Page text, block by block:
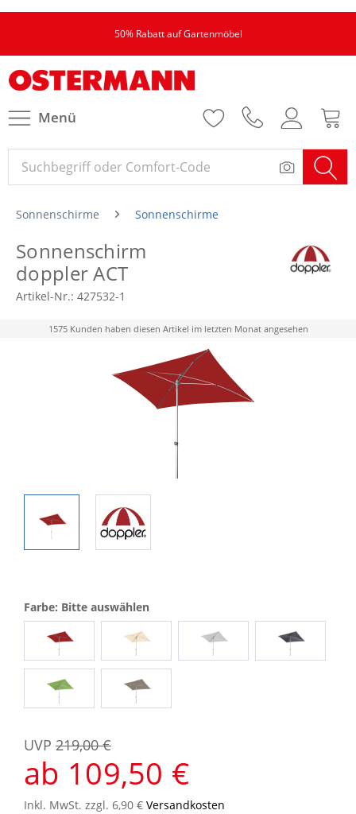
50% Rabatt auf Gartenmöbel
Menü
Sonnenschirme Sonnenschirme
Sonnenschirm
doppler ACT
Artikel-Nr.: 427532-1
1575 Kunden haben diesen Artikel im letzten Monat angesehen
ab 109,50 €
UVP 219,00 €
Inkl. MwSt. zzgl. 6,90 € Versandkosten
Farbe: Bitte auswählen